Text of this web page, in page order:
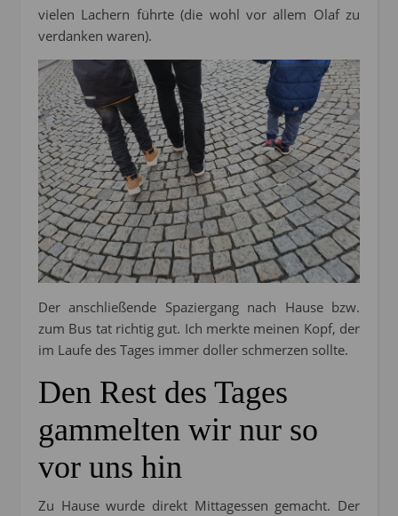
vielen Lachern führte (die wohl vor allem Olaf zu
verdanken waren).
Der anschließende Spaziergang nach Hause bzw.
zum Bus tat richtig gut. Ich merkte meinen Kopf, der
im Laufe des Tages immer doller schmerzen sollte.
Den Rest des Tages
gammelten wir nur so
vor uns hin
Zu Hause wurde direkt Mittagessen gemacht. Der